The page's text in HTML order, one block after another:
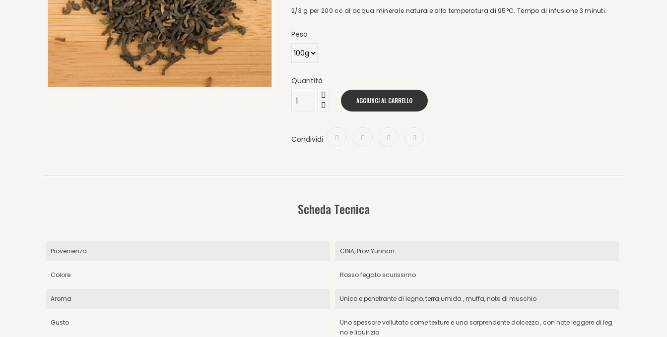
2/3 g per 200 cc di acqua minerale naturale alla temperatura di 95°C. Tempo di infusione 3 minuti.
Peso
Quantità
AGGIUNGI AL CARRELLO
Condividi
Scheda Tecnica
Provenienza CINA, Prov.Yunnan
Colore Rosso fegato scurissimo
Aroma Unico e penetrante di legno, terra umida , muffa, note di muschio
Gusto
Uno spessore vellutato come texture e una sorprendente dolcezza , con note leggere di leg
no e liquirizia